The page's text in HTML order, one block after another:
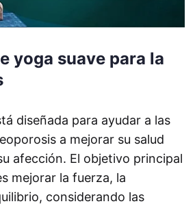
yoga suave para la
diseñada para ayudar a las
a mejorar su salud
afección. El objetivo principal
mejorar la fuerza, la
considerando las